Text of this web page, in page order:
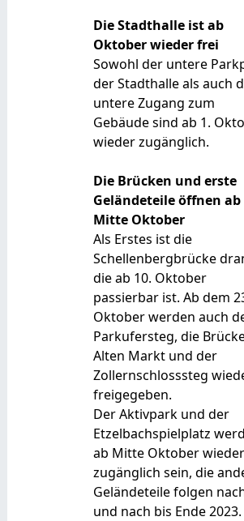
Die Stadthalle ist ab
Oktober wieder frei
Sowohl der untere
der Stadthalle als auch
untere Zugang zum
Gebäude sind ab 1.
wieder zugänglich.
Die Brücken und erste
Geländeteile öffnen ab
Mitte Oktober
Als Erstes ist die
Schellenbergbrücke
die ab 10. Oktober
passierbar ist. Ab dem
Oktober werden auch
Parkufersteg, die
Alten Markt und der
Zollernschlosssteg
freigegeben.
Der Aktivpark und der
Etzelbachspielplatz
ab Mitte Oktober wieder
zugänglich sein, die
Geländeteile folgen
und nach bis Ende 2023.